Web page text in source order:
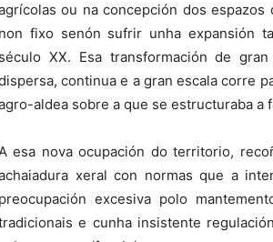
ou na concepción dos
non fixo senón sufrir unha expansión
século XX. Esa transformación de
continua e a gran escala corre
aldea sobre a que se estructuraba a
esa nova ocupación do territorio,
xeral con normas que a
preocupación excesiva polo
e cunha insistente